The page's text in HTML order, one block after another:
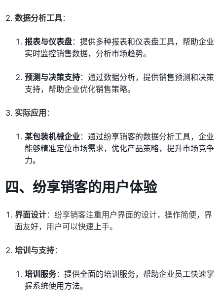
数据分析工具：
报表与仪表盘：提供多种报表和仪表盘工具，帮助企业
实时监控销售数据，分析市场趋势。
预测与决策支持：通过数据分析，提供销售预测和决策
支持，帮助企业优化销售策略。
实际应用 ：
某包装机械企业：通过纷享销客的数据分析工具，企业
能够精准定位市场需求，优化产品策略，提升市场竞争
力。
四、纷享销客的用户体验
界面设计：纷享销客注重用户界面的设计，操作简便，界
面友好，用户可以快速上手。
培训与支持：
培训服务：提供全面的培训服务，帮助企业员工快速掌
握系统使用方法。